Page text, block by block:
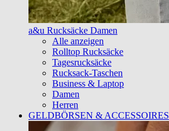
a&u Rucksäcke Damen
Alle anzeigen
Rolltop Rucksäcke
Tagesrucksäcke
Rucksack-Taschen
Business & Laptop
Damen
Herren
GELDBÖRSEN & ACCESSOIRES